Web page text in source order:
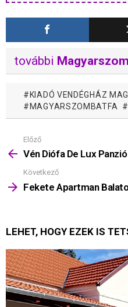
további
KIADÓ VENDÉGHÁZ
MAGYARSZOMBATFA
Mutass
többet
Előző
Vén Diófa De Lux
Következő
Fekete Apartman
LEHET, HOGY EZEK IS